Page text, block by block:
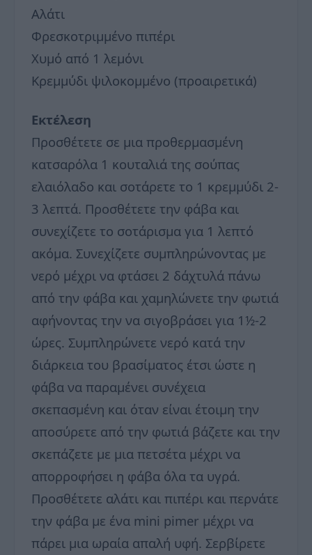
Αλάτι
Φρεσκοτριμμένο πιπέρι
Χυμό από 1 λεμόνι
Κρεμμύδι ψιλοκομμένο (προαιρετικά)
Εκτέλεση
Προσθέτετε σε μια προθερμασμένη
κατσαρόλα 1 κουταλιά της σούπας
ελαιόλαδο και σοτάρετε το 1 κρεμμύδι 2-
3 λεπτά. Προσθέτετε την φάβα και
συνεχίζετε το σοτάρισμα για 1 λεπτό
ακόμα. Συνεχίζετε συμπληρώνοντας με
νερό μέχρι να φτάσει 2 δάχτυλά πάνω
από την φάβα και χαμηλώνετε την φωτιά
αφήνοντας την να σιγοβράσει για 1½-2
ώρες. Συμπληρώνετε νερό κατά την
διάρκεια του βρασίματος έτσι ώστε η
φάβα να παραμένει συνέχεια
σκεπασμένη και όταν είναι έτοιμη την
αποσύρετε από την φωτιά βάζετε και την
σκεπάζετε με μια πετσέτα μέχρι να
απορροφήσει η φάβα όλα τα υγρά.
Προσθέτετε αλάτι και πιπέρι και περνάτε
την φάβα με ένα mini pimer μέχρι να
πάρει μια ωραία απαλή υφή. Σερβίρετε